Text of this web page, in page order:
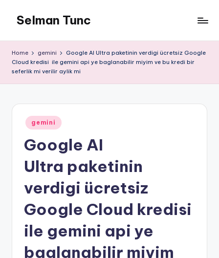
Selman Tunc
Home gemini
Google AI Ultra paketinin verdigi ücretsiz Google
Cloud kredisi ile gemini api ye baglanabilir miyim ve bu kredi bir
seferlik mi verilir aylik mi
Posted
in
gemini
Google AI
Ultra paketinin
verdigi ücretsiz
Google Cloud kredisi
ile gemini api ye
baglanabilir miyim